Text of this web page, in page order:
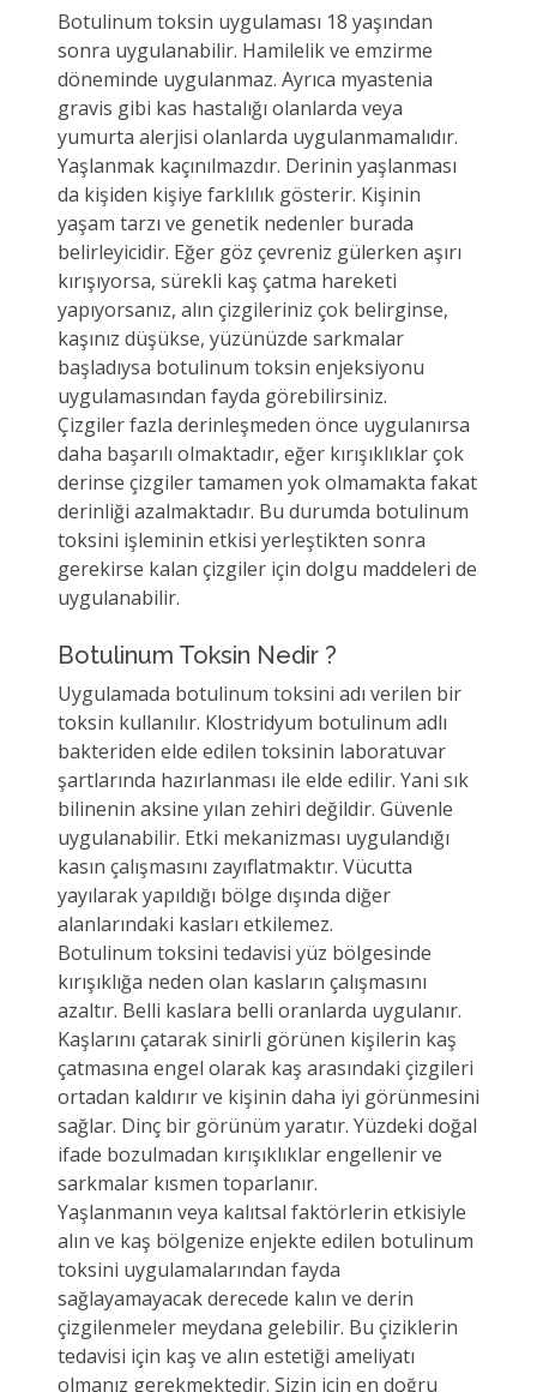
Botulinum toksin uygulaması 18 yaşından
sonra uygulanabilir. Hamilelik ve emzirme
döneminde uygulanmaz. Ayrıca myastenia
gravis gibi kas hastalığı olanlarda veya
yumurta alerjisi olanlarda uygulanmamalıdır.
Yaşlanmak kaçınılmazdır. Derinin yaşlanması
da kişiden kişiye farklılık gösterir. Kişinin
yaşam tarzı ve genetik nedenler burada
belirleyicidir. Eğer göz çevreniz gülerken aşırı
kırışıyorsa, sürekli kaş çatma hareketi
yapıyorsanız, alın çizgileriniz çok belirginse,
kaşınız düşükse, yüzünüzde sarkmalar
başladıysa botulinum toksin enjeksiyonu
uygulamasından fayda görebilirsiniz.
Çizgiler fazla derinleşmeden önce uygulanırsa
daha başarılı olmaktadır, eğer kırışıklıklar çok
derinse çizgiler tamamen yok olmamakta fakat
derinliği azalmaktadır. Bu durumda botulinum
toksini işleminin etkisi yerleştikten sonra
gerekirse kalan çizgiler için dolgu maddeleri de
uygulanabilir.
Botulinum Toksin Nedir ?
Uygulamada botulinum toksini adı verilen bir
toksin kullanılır. Klostridyum botulinum adlı
bakteriden elde edilen toksinin laboratuvar
şartlarında hazırlanması ile elde edilir. Yani sık
bilinenin aksine yılan zehiri değildir. Güvenle
uygulanabilir. Etki mekanizması uygulandığı
kasın çalışmasını zayıflatmaktır. Vücutta
yayılarak yapıldığı bölge dışında diğer
alanlarındaki kasları etkilemez.
Botulinum toksini tedavisi yüz bölgesinde
kırışıklığa neden olan kasların çalışmasını
azaltır. Belli kaslara belli oranlarda uygulanır.
Kaşlarını çatarak sinirli görünen kişilerin kaş
çatmasına engel olarak kaş arasındaki çizgileri
ortadan kaldırır ve kişinin daha iyi görünmesini
sağlar. Dinç bir görünüm yaratır. Yüzdeki doğal
ifade bozulmadan kırışıklıklar engellenir ve
sarkmalar kısmen toparlanır.
Yaşlanmanın veya kalıtsal faktörlerin etkisiyle
alın ve kaş bölgenize enjekte edilen botulinum
toksini uygulamalarından fayda
sağlayamayacak derecede kalın ve derin
çizgilenmeler meydana gelebilir. Bu çiziklerin
tedavisi için kaş ve alın estetiği ameliyatı
olmanız gerekmektedir. Sizin için en doğru